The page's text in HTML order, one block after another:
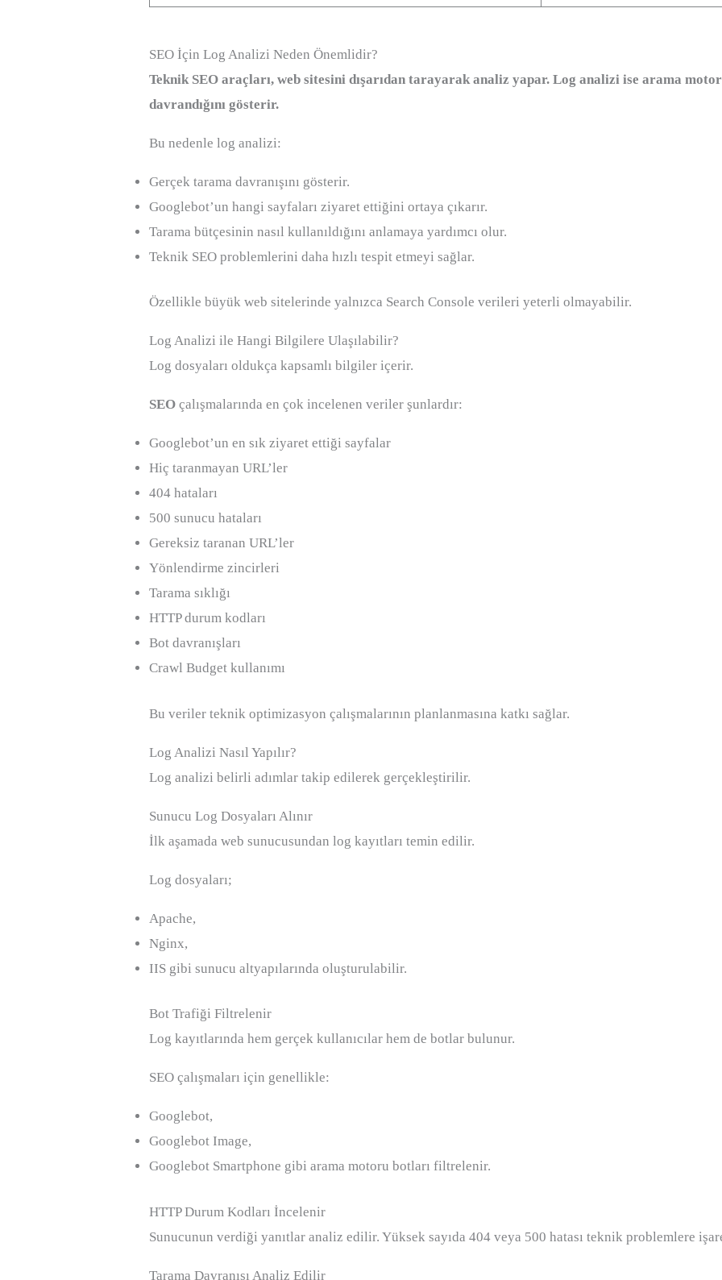
SEO İçin Log Analizi Neden Önemlidir?
Teknik SEO araçları, web sitesini dışarıdan tarayarak analiz yapar. Log analizi ise arama
davrandığını gösterir.
Bu nedenle log analizi:
Gerçek tarama davranışını gösterir.
Googlebot’un hangi sayfaları ziyaret ettiğini ortaya çıkarır.
Tarama bütçesinin nasıl kullanıldığını anlamaya yardımcı olur.
Teknik SEO problemlerini daha hızlı tespit etmeyi sağlar.
Özellikle büyük web sitelerinde yalnızca Search Console verileri yeterli olmayabilir.
Log Analizi ile Hangi Bilgilere Ulaşılabilir?
Log dosyaları oldukça kapsamlı bilgiler içerir.
SEO çalışmalarında en çok incelenen veriler şunlardır:
Googlebot’un en sık ziyaret ettiği sayfalar
Hiç taranmayan URL’ler
404 hataları
500 sunucu hataları
Gereksiz taranan URL’ler
Yönlendirme zincirleri
Tarama sıklığı
HTTP durum kodları
Bot davranışları
Crawl Budget kullanımı
Bu veriler teknik optimizasyon çalışmalarının planlanmasına katkı sağlar.
Log Analizi Nasıl Yapılır?
Log analizi belirli adımlar takip edilerek gerçekleştirilir.
Sunucu Log Dosyaları Alınır
İlk aşamada web sunucusundan log kayıtları temin edilir.
Log dosyaları;
Apache,
Nginx,
IIS gibi sunucu altyapılarında oluşturulabilir.
Bot Trafiği Filtrelenir
Log kayıtlarında hem gerçek kullanıcılar hem de botlar bulunur.
SEO çalışmaları için genellikle:
Googlebot,
Googlebot Image,
Googlebot Smartphone gibi arama motoru botları filtrelenir.
HTTP Durum Kodları İncelenir
Sunucunun verdiği yanıtlar analiz edilir. Yüksek sayıda 404 veya 500 hatası teknik problemlere
Tarama Davranışı Analiz Edilir